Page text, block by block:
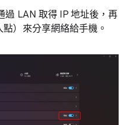
過 LAN 取得 IP 地址後，再
）來分享網絡給手機。